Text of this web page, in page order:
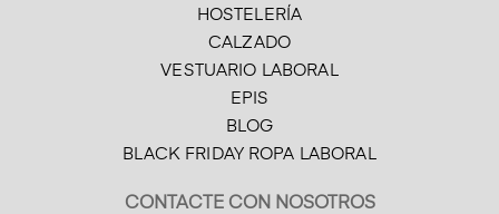
HOSTELERÍA
CALZADO
VESTUARIO LABORAL
EPIS
BLOG
BLACK FRIDAY ROPA LABORAL
CONTACTE CON NOSOTROS